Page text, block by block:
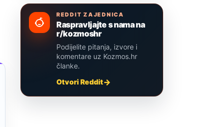
REDDIT ZAJEDNICA
Raspravljajte s nama na
r/kozmoshr
Podijelite pitanja, izvore i
komentare uz Kozmos.hr
članke.
Otvori Reddit